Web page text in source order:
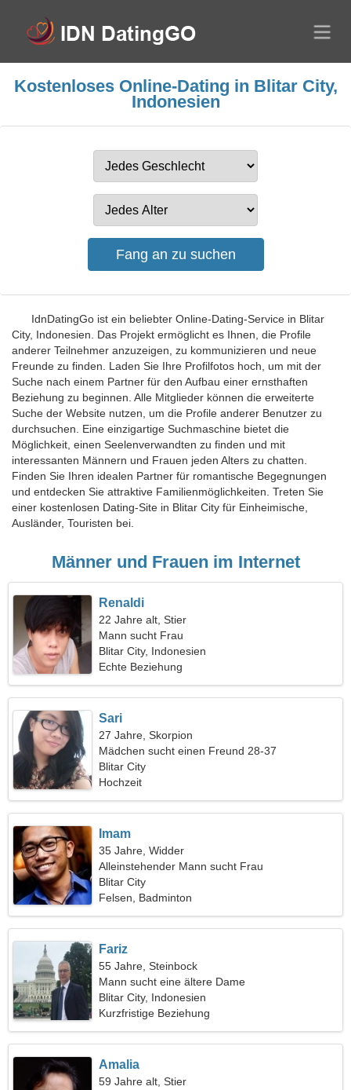
Kostenloses Online-Dating in Blitar City,
Indonesien
IdnDatingGo ist ein beliebter Online-Dating-Service in Blitar
City, Indonesien. Das Projekt ermöglicht es Ihnen, die Profile
anderer Teilnehmer anzuzeigen, zu kommunizieren und neue
Freunde zu finden. Laden Sie Ihre Profilfotos hoch, um mit der
Suche nach einem Partner für den Aufbau einer ernsthaften
Beziehung zu beginnen. Alle Mitglieder können die erweiterte
Suche der Website nutzen, um die Profile anderer Benutzer zu
durchsuchen. Eine einzigartige Suchmaschine bietet die
Möglichkeit, einen Seelenverwandten zu finden und mit
interessanten Männern und Frauen jeden Alters zu chatten.
Finden Sie Ihren idealen Partner für romantische Begegnungen
und entdecken Sie attraktive Familienmöglichkeiten. Treten Sie
einer kostenlosen Dating-Site in Blitar City für Einheimische,
Ausländer, Touristen bei.
Männer und Frauen im Internet
Renaldi
22 Jahre alt, Stier
Mann sucht Frau
Blitar City, Indonesien
Echte Beziehung
Sari
27 Jahre, Skorpion
Mädchen sucht einen Freund 28-37
Blitar City
Hochzeit
Imam
35 Jahre, Widder
Alleinstehender Mann sucht Frau
Blitar City
Felsen, Badminton
Fariz
55 Jahre, Steinbock
Mann sucht eine ältere Dame
Blitar City, Indonesien
Kurzfristige Beziehung
Amalia
59 Jahre alt, Stier